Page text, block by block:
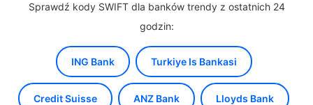
Sprawdź kody SWIFT dla banków trendy z ostatnich 24
godzin:
ING Bank Turkiye Is Bankasi
Credit Suisse ANZ Bank Lloyds Bank